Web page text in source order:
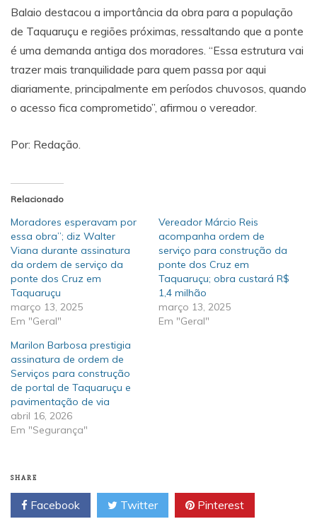
Balaio destacou a importância da obra para a população
de Taquaruçu e regiões próximas, ressaltando que a ponte
é uma demanda antiga dos moradores. “Essa estrutura vai
trazer mais tranquilidade para quem passa por aqui
diariamente, principalmente em períodos chuvosos, quando
o acesso fica comprometido”, afirmou o vereador.
Por: Redação.
Relacionado
Moradores esperavam por
essa obra”; diz Walter
Viana durante assinatura
da ordem de serviço da
ponte dos Cruz em
Taquaruçu
março 13, 2025
Em "Geral"
Vereador Márcio Reis
acompanha ordem de
serviço para construção da
ponte dos Cruz em
Taquaruçu; obra custará R$
1,4 milhão
março 13, 2025
Em "Geral"
Marilon Barbosa prestigia
assinatura de ordem de
Serviços para construção
de portal de Taquaruçu e
pavimentação de via
abril 16, 2026
Em "Segurança"
SHARE
Facebook Twitter Pinterest